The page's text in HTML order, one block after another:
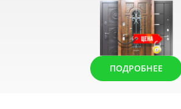
ПОДРОБНЕЕ